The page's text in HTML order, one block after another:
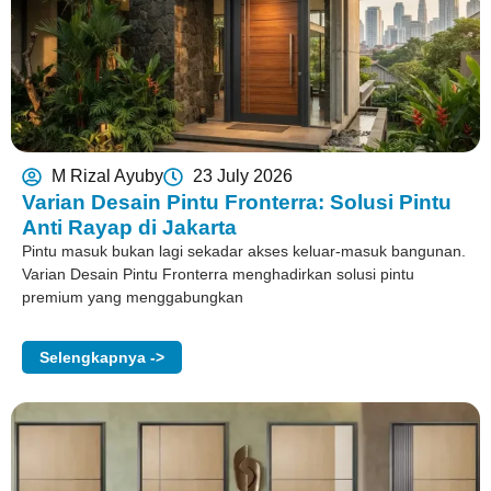
M Rizal Ayuby 23 July 2026
Varian Desain Pintu Fronterra: Solusi Pintu
Anti Rayap di Jakarta
Pintu masuk bukan lagi sekadar akses keluar-masuk bangunan.
Varian Desain Pintu Fronterra menghadirkan solusi pintu
premium yang menggabungkan
Selengkapnya ->